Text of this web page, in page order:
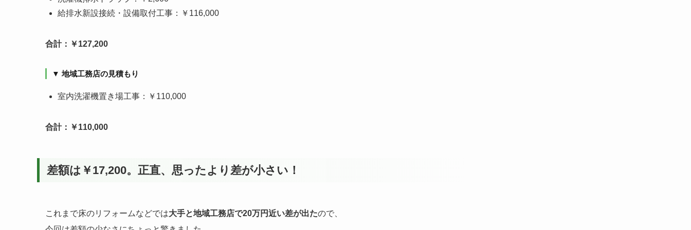
給排水新設接続・設備取付工事：￥116,000
合計：￥127,200
▼ 地域工務店の見積もり
室内洗濯機置き場工事：￥110,000
合計：￥110,000
差額は￥17,200。正直、思ったより差が小さい！
これまで床のリフォームなどでは大手と地域工務店で20万円近い差が出たので、